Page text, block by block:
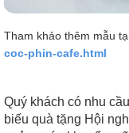
Tham khảo thêm mẫu
coc-phin-cafe.html
Quý khách có nhu
biếu quà tặng Hội